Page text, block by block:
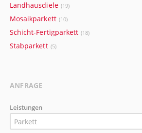
Landhausdiele (19)
Mosaikparkett (10)
Schicht-Fertigparkett (18)
Stabparkett (5)
ANFRAGE
Leistungen
Parkett